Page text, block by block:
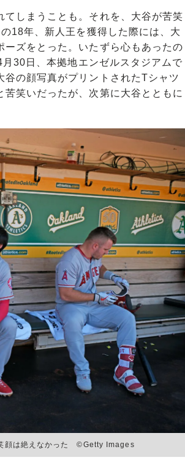
しまうことも。それを、大谷が苦笑
18年、新人王を獲得した際には、大
ズをとった。いたずら心もあったの
30日、本拠地エンゼルスタジアムで
の顔写真がプリントされたTシャツ
笑いだったが、次第に大谷とともに
顔は絶えなかった ©Getty Images